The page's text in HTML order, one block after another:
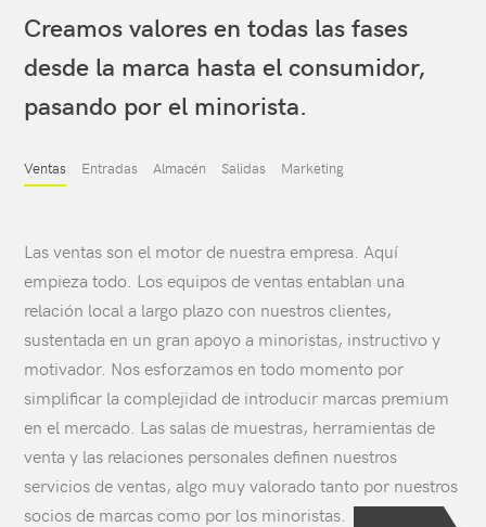
Creamos valores en todas las fases
desde la marca hasta el consumidor,
pasando por el minorista.
Ventas Entradas Almacén Salidas Marketing
Las ventas son el motor de nuestra empresa. Aquí
empieza todo. Los equipos de ventas entablan una
relación local a largo plazo con nuestros clientes,
sustentada en un gran apoyo a minoristas, instructivo y
motivador. Nos esforzamos en todo momento por
simplificar la complejidad de introducir marcas premium
en el mercado. Las salas de muestras, herramientas de
venta y las relaciones personales definen nuestros
servicios de ventas, algo muy valorado tanto por nuestros
socios de marcas como por los minoristas.